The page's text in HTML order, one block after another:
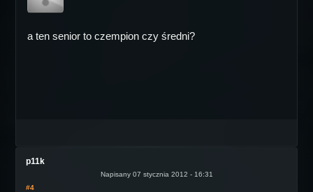
a ten senior to czempion czy średni?
p11k
Napisany 07 stycznia 2012 - 16:31
#4